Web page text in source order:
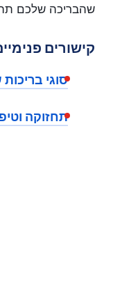
שהבריכה שלכם
קישורים
סוגי
תחזוקה